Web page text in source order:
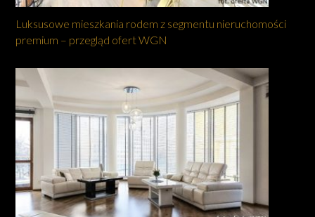
Luksusowe mieszkania rodem z segmentu nieruchomości
premium – przegląd ofert WGN